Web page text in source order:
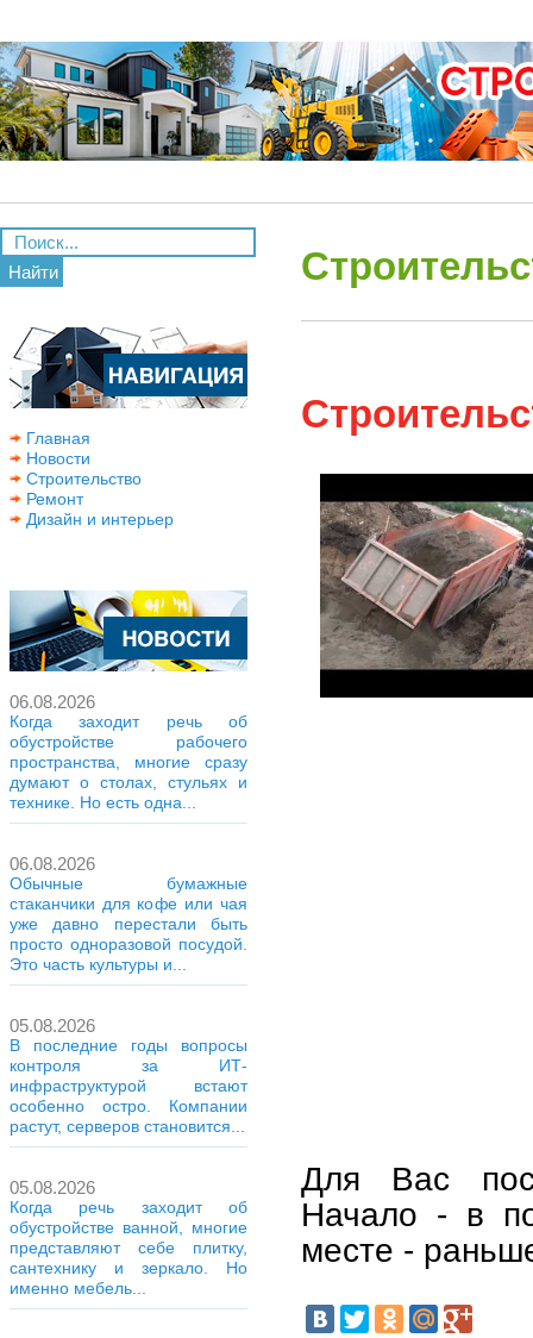
Найти
Главная
Новости
Строительство
Ремонт
Дизайн и интерьер
06.08.2026
Когда заходит речь об
обустройстве рабочего
пространства, многие сразу
думают о столах, стульях и
технике. Но есть одна...
06.08.2026
Обычные бумажные
стаканчики для кофе или чая
уже давно перестали быть
просто одноразовой посудой.
Это часть культуры и...
05.08.2026
В последние годы вопросы
контроля за ИТ-
инфраструктурой встают
особенно остро. Компании
растут, серверов становится...
05.08.2026
Когда речь заходит об
обустройстве ванной, многие
представляют себе плитку,
сантехнику и зеркало. Но
именно мебель...
Для Вас
Начало - в
месте -